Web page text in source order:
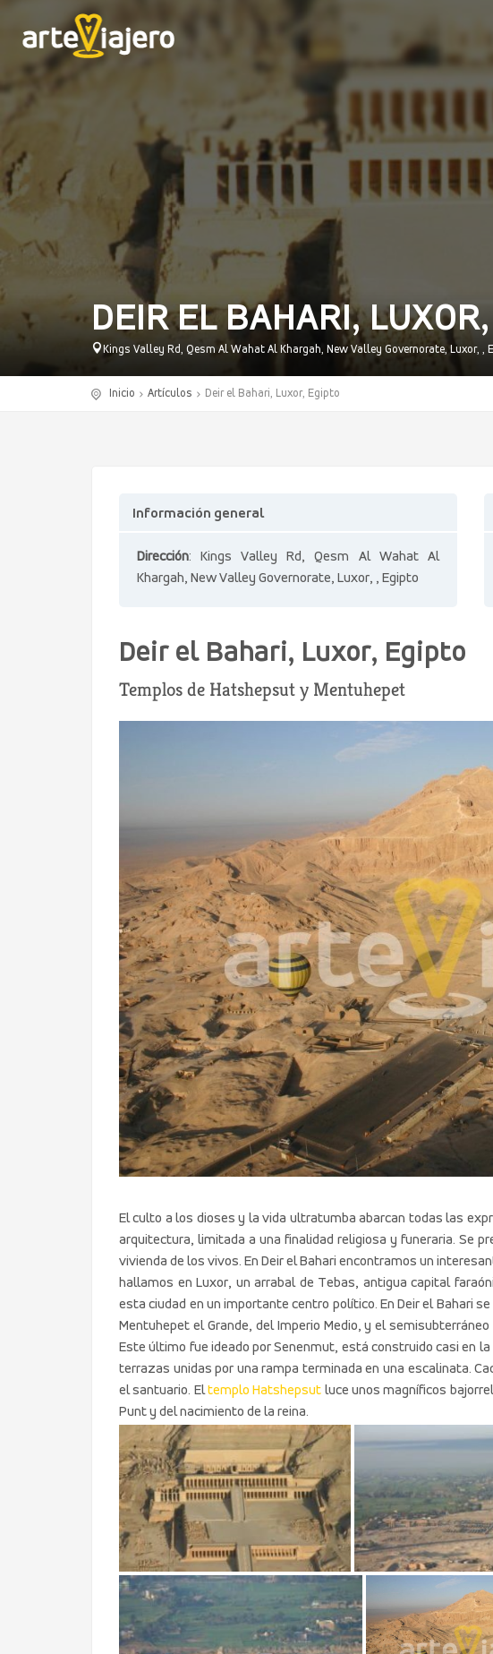
DEIR EL BAHARI,
Kings Valley Rd, Qesm Al Wahat Al Khargah, New Valley Governorate, Luxor, ,
Inicio Artículos Deir el Bahari, Luxor, Egipto
Información general
Dirección: Kings Valley Rd, Qesm Al Wahat Al
Khargah, New Valley Governorate, Luxor, , Egipto
Deir el Bahari, Luxor, Egipto
Templos de Hatshepsut y Mentuhepet
El culto a los dioses y la vida ultratumba abarcan todas las
arquitectura, limitada a una finalidad religiosa y funeraria. Se
vivienda de los vivos. En Deir el Bahari encontramos un
hallamos en Luxor, un arrabal de Tebas, antigua capital
esta ciudad en un importante centro político. En Deir el Bahari
Mentuhepet el Grande, del Imperio Medio, y el
Este último fue ideado por Senenmut, está construido casi en
terrazas unidas por una rampa terminada en una escalinata.
el santuario. Eltemplo Hatshepsut luce unos magníficos
Punt y del nacimiento de la reina.